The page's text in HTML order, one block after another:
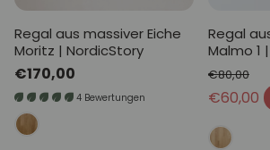
Regal aus massiver Eiche
Moritz | NordicStory
Normaler
Preis
€170,00
4 Bewertungen
Regal
Malmo 1
€60,00
€80,00